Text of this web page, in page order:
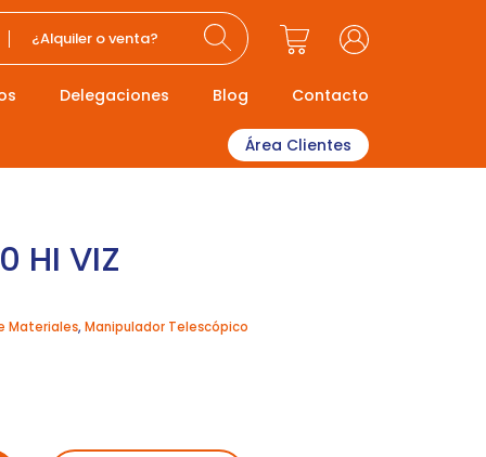
¿Alquiler o venta?
Delegaciones Blog Contacto
Área Clientes
HI VIZ
Materiales,Manipulador Telescópico